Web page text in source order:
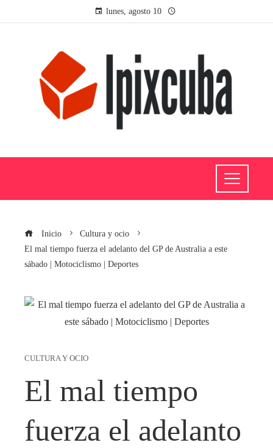
lunes, agosto 10
Inicio
Cultura y ocio
El mal tiempo fuerza el adelanto del GP de Australia a este
sábado | Motociclismo | Deportes
CULTURA Y OCIO
El mal tiempo
fuerza el adelanto